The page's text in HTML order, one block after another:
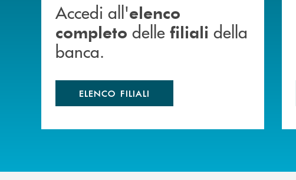
Accedi all'elenco
completo delle filiali della
banca.
ELENCO FILIALI